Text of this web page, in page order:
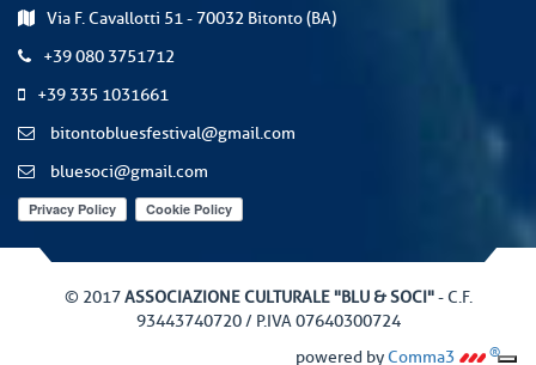
Via F. Cavallotti 51 - 70032 Bitonto (BA)
+39 080 3751712
+39 335 1031661
bitontobluesfestival@gmail.com
bluesoci@gmail.com
© 2017ASSOCIAZIONE CULTURALE "BLU & SOCI"- C.F.
93443740720 / P.IVA 07640300724
powered byComma3 ®